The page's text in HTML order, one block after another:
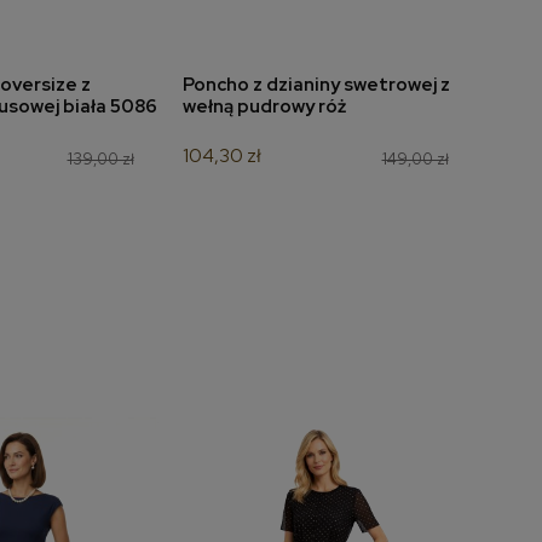
koszyka
z
biała 5086
139,00 zł
dodaj do koszyka
Poncho z dzianiny swetrowej z
wełną pudrowy róż
149,00 zł
104,30 zł